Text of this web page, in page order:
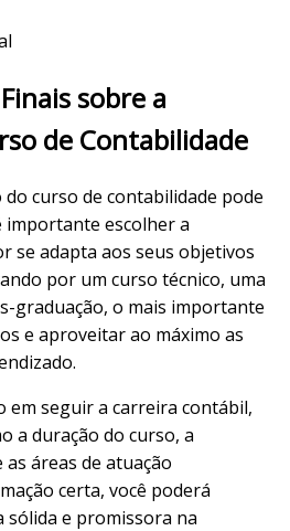
sobre a
de Contabilidade
do curso de contabilidade pode
importante escolher a
se adapta aos seus objetivos
por um curso técnico, uma
graduação, o mais importante
e aproveitar ao máximo as
em seguir a carreira contábil,
a duração do curso, a
áreas de atuação
certa, você poderá
e promissora na